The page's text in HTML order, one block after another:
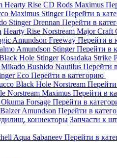
Hearty Rise CD Rods Maximus
Maximus StingerПерейти в
StingerDrennan Перейти в
Hearty Rise Norstream Major Craft
Amundson Freeway Перейти в
Amundson StingerПерейти в
Hole StingerKosadaka Strike
Mikado Bushido Nautilus Перейти
Eco Перейти в категорию
Black Hole Norstream
Norstream Maximus Перейти в
Okuma Forsage Перейти в
BalzerAmundson Перейти в
коннекторы Запчасти к
Aqua Sabaneev Перейти в